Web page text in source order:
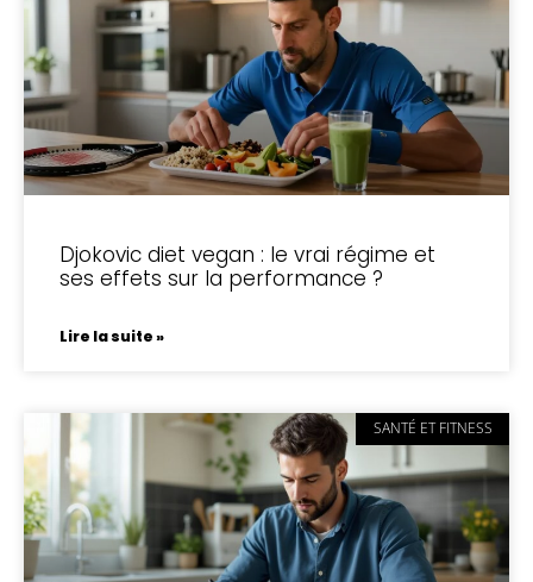
Djokovic diet vegan : le vrai régime et
ses effets sur la performance ?
Lire la suite »
SANTÉ ET FITNESS